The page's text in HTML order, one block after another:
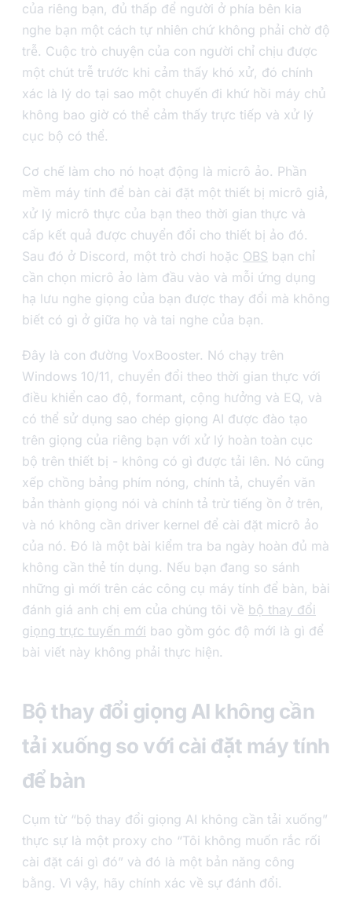
của riêng bạn, đủ thấp để người ở phía bên kia
nghe bạn một cách tự nhiên chứ không phải chờ độ
trễ. Cuộc trò chuyện của con người chỉ chịu được
một chút trễ trước khi cảm thấy khó xử, đó chính
xác là lý do tại sao một chuyến đi khứ hồi máy chủ
không bao giờ có thể cảm thấy trực tiếp và xử lý
cục bộ có thể.
Cơ chế làm cho nó hoạt động là micrô ảo. Phần
mềm máy tính để bàn cài đặt một thiết bị micrô giả,
xử lý micrô thực của bạn theo thời gian thực và
cấp kết quả được chuyển đổi cho thiết bị ảo đó.
Sau đó ở Discord, một trò chơi hoặc OBS bạn chỉ
cần chọn micrô ảo làm đầu vào và mỗi ứng dụng
hạ lưu nghe giọng của bạn được thay đổi mà không
biết có gì ở giữa họ và tai nghe của bạn.
Đây là con đường VoxBooster. Nó chạy trên
Windows 10/11, chuyển đổi theo thời gian thực với
điều khiển cao độ, formant, cộng hưởng và EQ, và
có thể sử dụng sao chép giọng AI được đào tạo
trên giọng của riêng bạn với xử lý hoàn toàn cục
bộ trên thiết bị - không có gì được tải lên. Nó cũng
xếp chồng bảng phím nóng, chính tả, chuyển văn
bản thành giọng nói và chính tả trừ tiếng ồn ở trên,
và nó không cần driver kernel để cài đặt micrô ảo
của nó. Đó là một bài kiểm tra ba ngày hoàn đủ mà
không cần thẻ tín dụng. Nếu bạn đang so sánh
những gì mới trên các công cụ máy tính để bàn, bài
đánh giá anh chị em của chúng tôi về bộ thay đổi
giọng trực tuyến mới bao gồm góc độ mới là gì để
bài viết này không phải thực hiện.
Bộ thay đổi giọng AI không cần
tải xuống so với cài đặt máy tính
để bàn
Cụm từ “bộ thay đổi giọng AI không cần tải xuống”
thực sự là một proxy cho “Tôi không muốn rắc rối
cài đặt cái gì đó” và đó là một bản năng công
bằng. Vì vậy, hãy chính xác về sự đánh đổi.